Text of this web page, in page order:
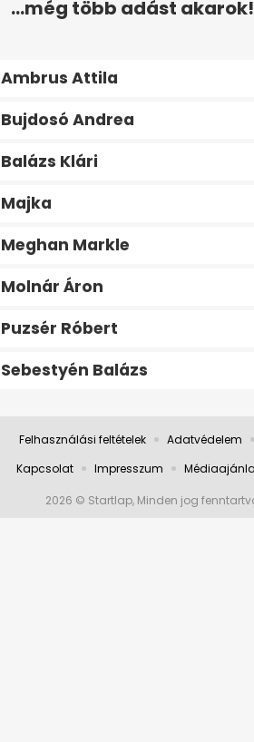
...még több adást akarok!
Ambrus Attila
Bujdosó Andrea
Balázs Klári
Majka
Meghan Markle
Molnár Áron
Puzsér Róbert
Sebestyén Balázs
Felhasználási feltételek
Adatvédelem
Kapcsolat
Impresszum
2026 © Startlap, Minden jog